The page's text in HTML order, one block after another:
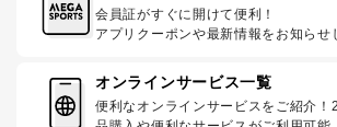
会員証がすぐに開けて便利！
アプリクーポンや最新情報をお知らせ
オンラインサービス一覧
便利なオンラインサービスをご紹介